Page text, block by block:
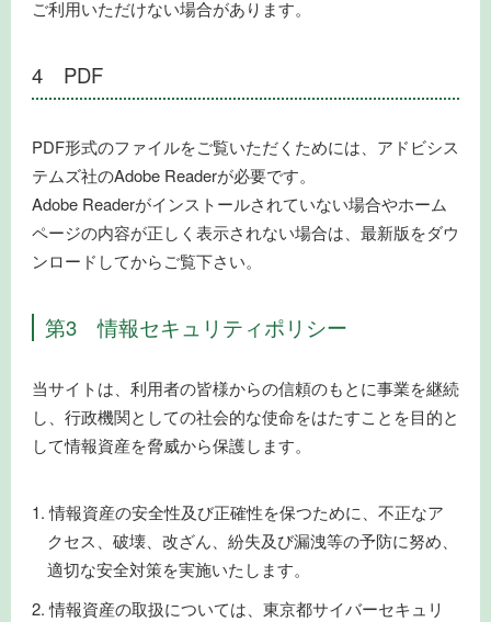
ご利用いただけない場合があります。
4 PDF
PDF形式のファイルをご覧いただくためには、アドビシス
テムズ社のAdobe Readerが必要です。
Adobe Readerがインストールされていない場合やホーム
ページの内容が正しく表示されない場合は、最新版をダウ
ンロードしてからご覧下さい。
第3 情報セキュリティポリシー
当サイトは、利用者の皆様からの信頼のもとに事業を継続
し、行政機関としての社会的な使命をはたすことを目的と
して情報資産を脅威から保護します。
情報資産の安全性及び正確性を保つために、不正なア
クセス、破壊、改ざん、紛失及び漏洩等の予防に努め、
適切な安全対策を実施いたします。
情報資産の取扱については、東京都サイバーセキュリ